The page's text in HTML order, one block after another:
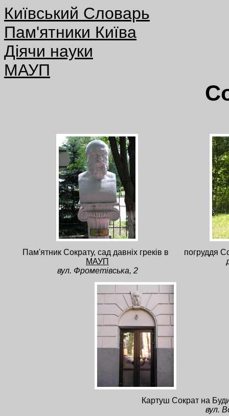
Київський Словарь
Пам'ятники Київа
Діячи науки
МАУП
Пам'ятник Сократу, сад давніх греків в
МАУП
вул. Фрометівська, 2
погруддя
Картуш Сократ на
вул.